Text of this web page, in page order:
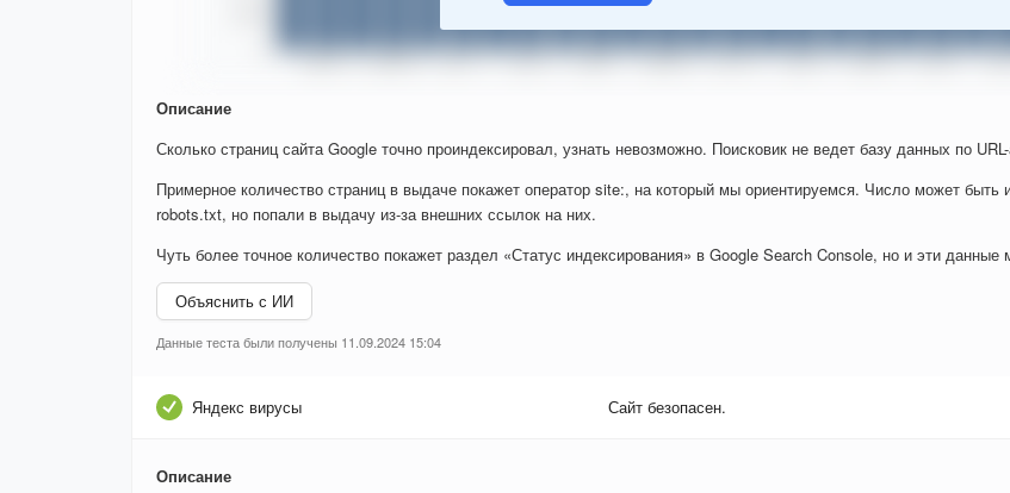
Описание
Сколько страниц сайта Google точно проиндексировал, узнать невозможно. Поисковик не ведет базу данных по
Примерное количество страниц в выдаче покажет оператор site:, на который мы ориентируемся. Число может
robots.txt, но попали в выдачу из-за внешних ссылок на них.
Чуть более точное количество покажет раздел «Статус индексирования» в Google Search Console, но и эти
Объяснить с ИИ
Данные теста были получены 11.09.2024 15:04
Яндекс вирусы Сайт безопасен.
Описание